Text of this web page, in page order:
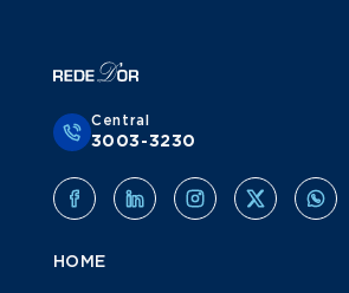
Central
3003-3230
HOME